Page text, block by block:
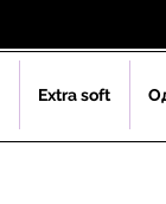
Extra soft